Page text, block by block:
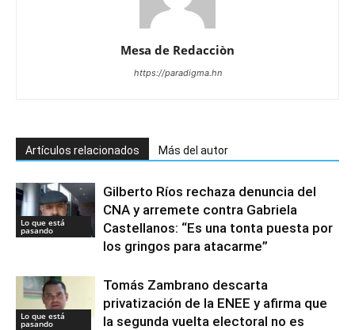
Mesa de Redacciòn
https://paradigma.hn
Artículos relacionados Más del autor
Lo que está
pasando
Gilberto Ríos rechaza denuncia del
CNA y arremete contra Gabriela
Castellanos: “Es una tonta puesta por
los gringos para atacarme”
Lo que está
pasando
Tomás Zambrano descarta
privatización de la ENEE y afirma que
la segunda vuelta electoral no es